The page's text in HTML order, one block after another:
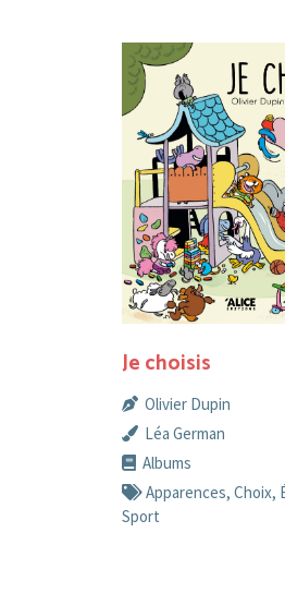
Je choisis
Olivier Dupin
Léa German
Albums
Apparences, Choix,
Sport